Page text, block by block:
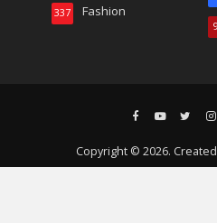
Fashion
337
Copyright © 2026.